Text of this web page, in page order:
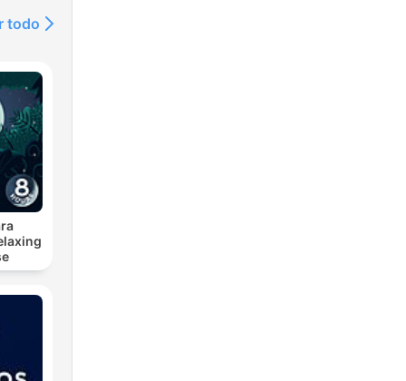
todo